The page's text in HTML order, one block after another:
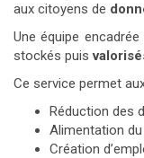
aux citoyens de
Une équipe
stockés puis
Ce service permet
Réduction des
Alimentation
Création